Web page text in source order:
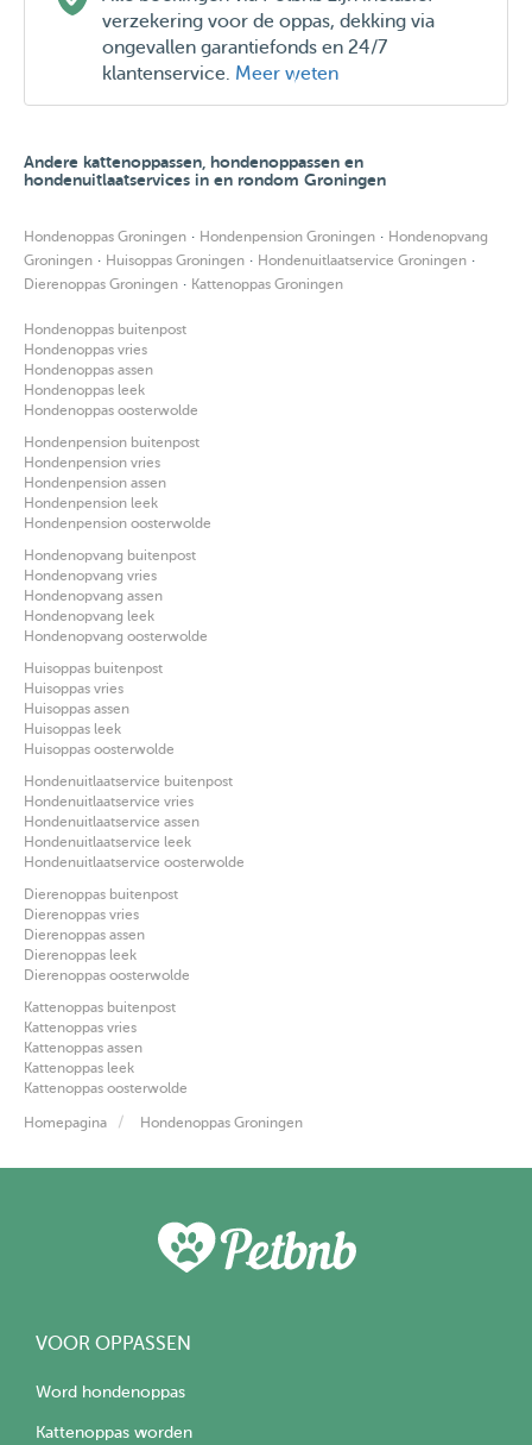
verzekering voor de oppas, dekking via
ongevallen garantiefonds en 24/7
klantenservice. Meer weten
Andere kattenoppassen, hondenoppassen en
hondenuitlaatservices in en rondom Groningen
Hondenoppas Groningen · Hondenpension Groningen · Hondenopvang
Groningen · Huisoppas Groningen · Hondenuitlaatservice Groningen ·
Dierenoppas Groningen · Kattenoppas Groningen
Hondenoppas buitenpost
Hondenoppas vries
Hondenoppas assen
Hondenoppas leek
Hondenoppas oosterwolde
Hondenpension buitenpost
Hondenpension vries
Hondenpension assen
Hondenpension leek
Hondenpension oosterwolde
Hondenopvang buitenpost
Hondenopvang vries
Hondenopvang assen
Hondenopvang leek
Hondenopvang oosterwolde
Huisoppas buitenpost
Huisoppas vries
Huisoppas assen
Huisoppas leek
Huisoppas oosterwolde
Hondenuitlaatservice buitenpost
Hondenuitlaatservice vries
Hondenuitlaatservice assen
Hondenuitlaatservice leek
Hondenuitlaatservice oosterwolde
Dierenoppas buitenpost
Dierenoppas vries
Dierenoppas assen
Dierenoppas leek
Dierenoppas oosterwolde
Kattenoppas buitenpost
Kattenoppas vries
Kattenoppas assen
Kattenoppas leek
Kattenoppas oosterwolde
Homepagina Hondenoppas Groningen
VOOR OPPASSEN
Word hondenoppas
Kattenoppas worden